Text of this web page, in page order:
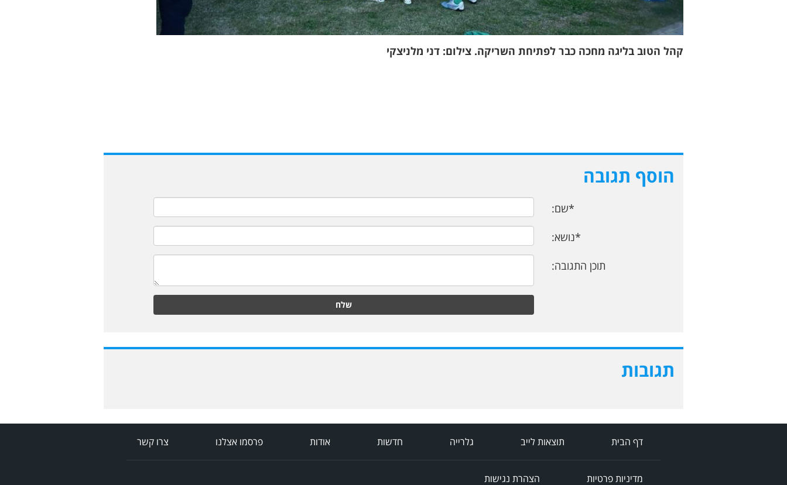
קהל הטוב בליגה מחכה כבר לפתיחת השריקה. צילום: דני מלניצקי
הוסף תגובה
*שם:
*נושא:
תוכן התגובה:
שלח
תגובות
דף הבית תוצאות לייב גלרייה חדשות אודות פרסמו אצלנו צרו קשר
מדיניות פרטיות הצהרת נגישות